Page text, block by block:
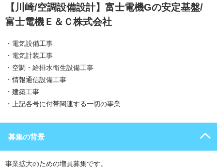
【川崎/空調設備設計】富士電機Gの安定基盤/
富士電機Ｅ＆Ｃ株式会社
・電気設備工事
・電気計装工事
・空調・給排水衛生設備工事
・情報通信設備工事
・建築工事
・上記各号に付帯関連する一切の事業
募集の背景
事業拡大のための増員募集です。